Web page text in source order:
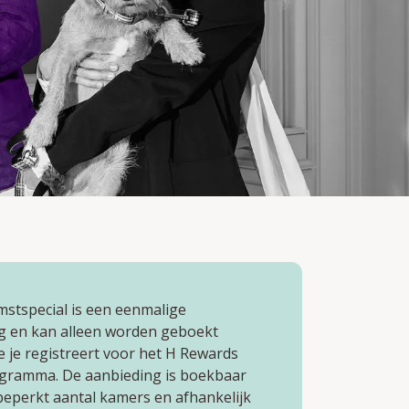
is een eenmalige
en kan alleen worden geboekt
je registreert voor het H Rewards
De aanbieding is boekbaar
aantal kamers en afhankelijk